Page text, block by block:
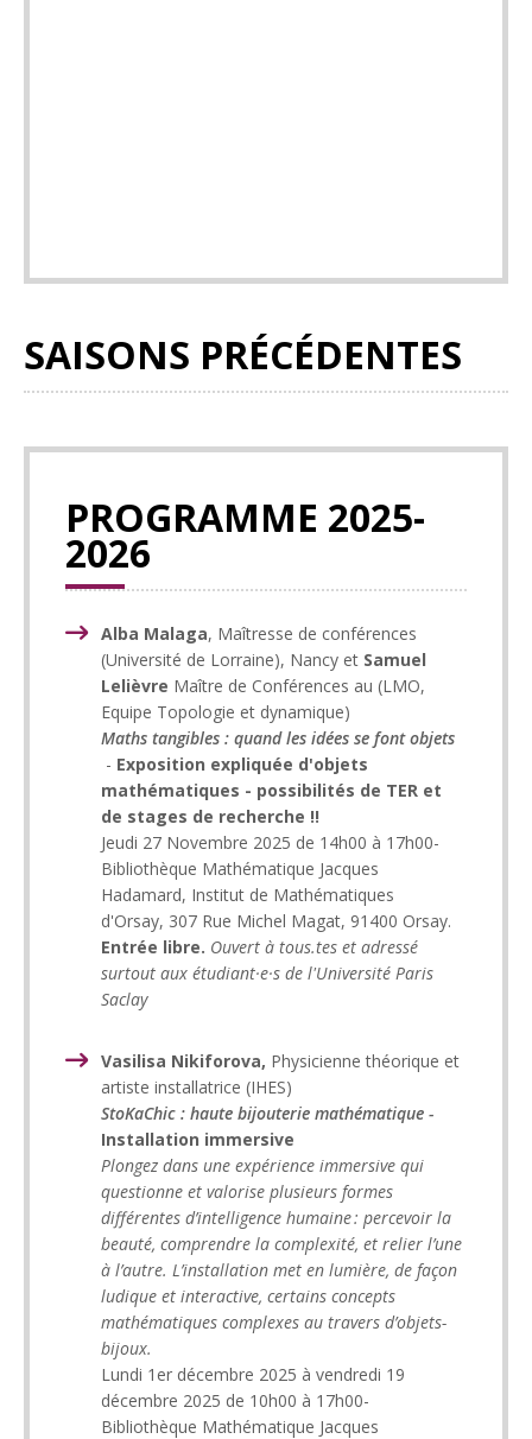
SAISONS PRÉCÉDENTES
PROGRAMME 2025-
2026
Alba Malaga, Maîtresse de conférences
(Université de Lorraine), Nancy et Samuel
Lelièvre Maître de Conférences au (LMO,
Equipe Topologie et dynamique)
Maths tangibles : quand les idées se font objets
- Exposition expliquée d'objets
mathématiques - possibilités de TER et
de stages de recherche !!
Jeudi 27 Novembre 2025 de 14h00 à 17h00-
Bibliothèque Mathématique Jacques
Hadamard, Institut de Mathématiques
d'Orsay, 307 Rue Michel Magat, 91400 Orsay.
Entrée libre. Ouvert à tous.tes et adressé
surtout aux étudiant·e·s de l'Université Paris
Saclay
Vasilisa Nikiforova, Physicienne théorique et
artiste installatrice (IHES)
StoKaChic : haute bijouterie mathématique -
Installation immersive
Plongez dans une expérience immersive qui
questionne et valorise plusieurs formes
différentes d’intelligence humaine : percevoir la
beauté, comprendre la complexité, et relier l’une
à l’autre. L’installation met en lumière, de façon
ludique et interactive, certains concepts
mathématiques complexes au travers d’objets-
bijoux.
Lundi 1er décembre 2025 à vendredi 19
décembre 2025 de 10h00 à 17h00-
Bibliothèque Mathématique Jacques